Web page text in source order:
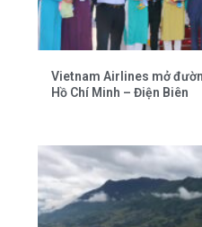
Vietnam Airlines mở
Hồ Chí Minh – Điện Biên